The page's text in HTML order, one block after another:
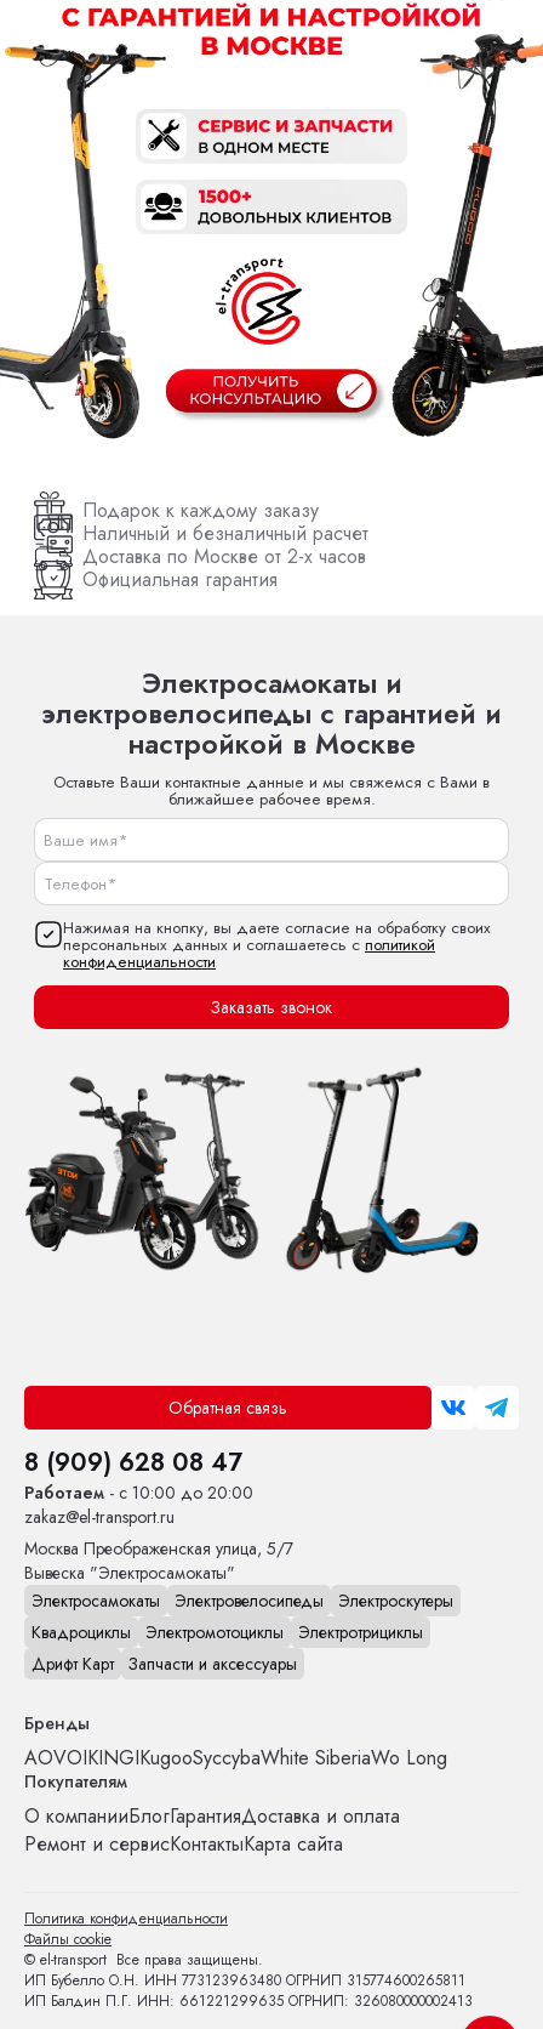
Подарок к каждому заказу
Наличный и безналичный расчет
Доставка по Москве от 2-х часов
Официальная гарантия
Электросамокаты и
электровелосипеды с гарантией и
настройкой в Москве
Оставьте Ваши контактные данные и мы свяжемся с Вами в
ближайшее рабочее время.
Нажимая на кнопку, вы даете согласие на обработку своих
персональных данных и соглашаетесь с политикой
конфиденциальности
Заказать звонок
Обратная связь
8 (909) 628 08 47
Работаем - с 10:00 до 20:00
zakaz@el-transport.ru
Москва Преображенская улица, 5/7
Вывеска "Электросамокаты"
Электросамокаты
Электровелосипеды
Электроскутеры
Квадроциклы
Электромотоциклы
Электротрициклы
Дрифт Карт Запчасти и аксессуары
Бренды
AOVOIKINGIKugooSyccybaWhite SiberiaWo Long
Покупателям
О компанииБлогГарантияДоставка и оплата
Ремонт и сервисКонтактыКарта сайта
© el-transport Все права защищены.
ИП Бубелло О.Н. ИНН 773123963480 ОГРНИП 315774600265811
ИП Балдин П.Г. ИНН: 661221299635 ОГРНИП: 326080000002413
Политика конфиденциальности
Файлы cookie